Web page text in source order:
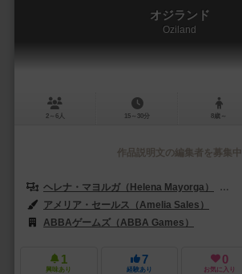
オジランド
Oziland
2～6人 15～30分 8歳～
作品説明文の編集者を募集中
ヘレナ・マヨルガ（Helena Mayorga）
アメリア・セールス（Amelia Sales）
ABBAゲームズ（ABBA Games）
1
興味あり
7
経験あり
0
お気に入り